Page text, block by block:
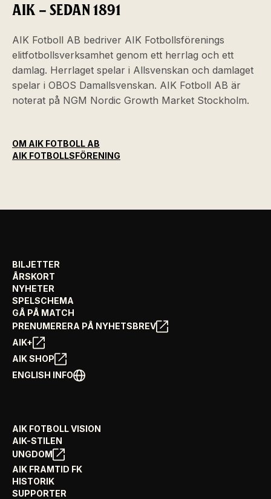
AIK – SEDAN 1891
AIK Fotboll AB bedriver AIK Fotbollsförenings
elitfotbollsverksamhet genom ett herrlag och ett
damlag. Herrlaget spelar i Allsvenskan och damlaget
spelar i OBOS Damallsvenskan. AIK Fotboll AB är
noterat på NGM Nordic Growth Market Stockholm.
OM AIK FOTBOLL AB
AIK FOTBOLLSFÖRENING
BILJETTER
ÅRSKORT
NYHETER
SPELSCHEMA
GÅ PÅ MATCH
PRENUMERERA PÅ NYHETSBREV
AIK+
AIK SHOP
ENGLISH INFO
AIK FOTBOLL VISION
AIK-STILEN
UNGDOM
AIK FRAMTID FK
HISTORIK
SUPPORTER